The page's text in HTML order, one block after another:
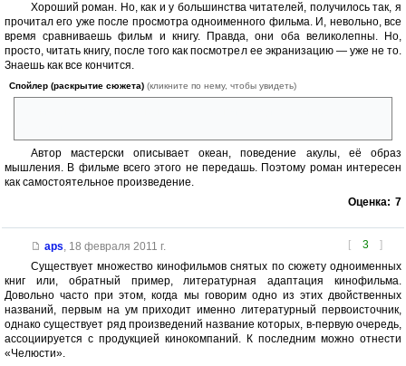
Хороший роман. Но, как и у большинства читателей, получилось так, я
прочитал его уже после просмотра одноименного фильма. И, невольно, все
время сравниваешь фильм и книгу. Правда, они оба великолепны. Но,
просто, читать книгу, после того как посмотрел ее экранизацию — уже не то.
Знаешь как все кончится.
Спойлер (раскрытие сюжета) (кликните по нему, чтобы увидеть)
Автор мастерски описывает океан, поведение акулы, её образ
мышления. В фильме всего этого не передашь. Поэтому роман интересен
как самостоятельное произведение.
Оценка: 7
[ 3 ]
aps, 18 февраля 2011 г.
Существует множество кинофильмов снятых по сюжету одноименных
книг или, обратный пример, литературная адаптация кинофильма.
Довольно часто при этом, когда мы говорим одно из этих двойственных
названий, первым на ум приходит именно литературный первоисточник,
однако существует ряд произведений название которых, в-первую очередь,
ассоциируется с продукцией кинокомпаний. К последним можно отнести
«Челюсти».